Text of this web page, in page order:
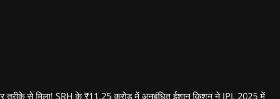
तरीके से मिला! SRH के ₹11.25 करोड़ में अनुबंधित ईशान किशन ने IPL 2025 में